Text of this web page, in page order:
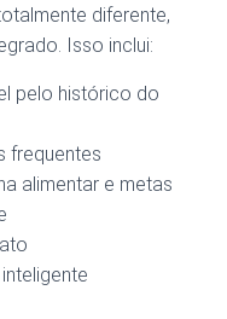
diferente,
Isso inclui:
pelo histórico do
frequentes
alimentar e metas